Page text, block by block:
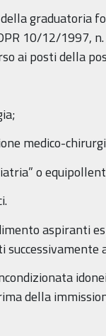
della
10/12/1997,
ai posti della
medico-
o
aspiranti
della